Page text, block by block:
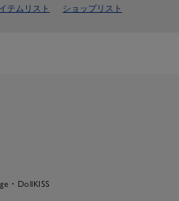
テムリスト ショップリスト
・DollKISS